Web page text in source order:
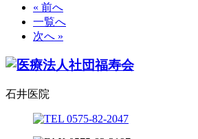
« 前へ
一覧へ
次へ »
石井医院